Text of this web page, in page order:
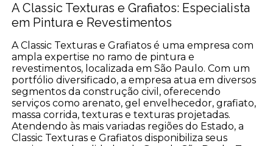
A Classic Texturas e Grafiatos: Especialista
em Pintura e Revestimentos
A Classic Texturas e Grafiatos é uma empresa com
ampla expertise no ramo de pintura e
revestimentos, localizada em São Paulo. Com um
portfólio diversificado, a empresa atua em diversos
segmentos da construção civil, oferecendo
serviços como arenato, gel envelhecedor, grafiato,
massa corrida, texturas e texturas projetadas.
Atendendo às mais variadas regiões do Estado, a
Classic Texturas e Grafiatos disponibiliza seus